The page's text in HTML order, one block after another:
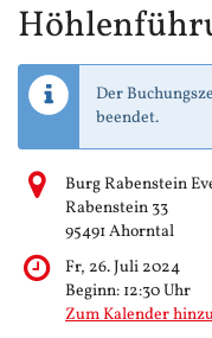
Der
beendet.
Burg Rabenstein
Rabenstein 33
95491 Ahorntal
Fr, 26. Juli 2024
Beginn: 12:30Uhr
Zum Kalender